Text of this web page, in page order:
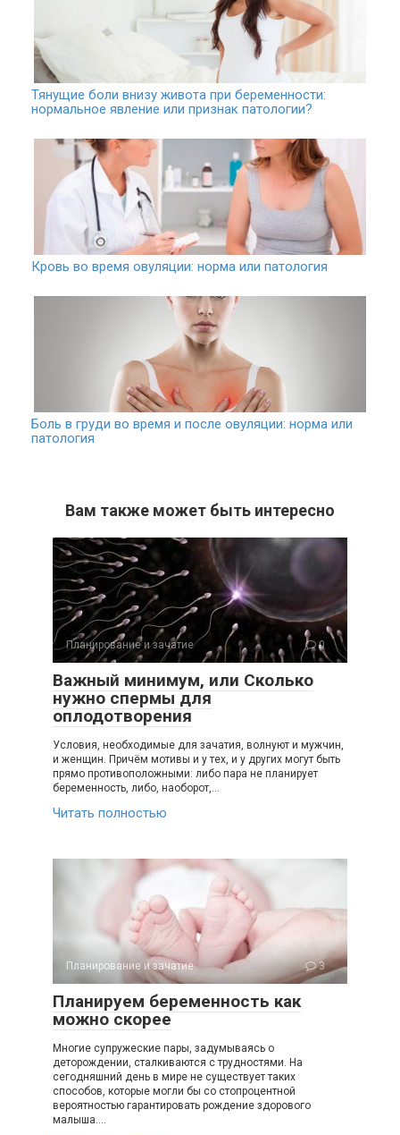
Тянущие боли внизу живота при беременности:
нормальное явление или признак патологии?
Кровь во время овуляции: норма или патология
Боль в груди во время и после овуляции: норма или
патология
Вам также может быть интересно
Планирование и зачатие 0
Важный минимум, или Сколько
нужно спермы для
оплодотворения
Условия, необходимые для зачатия, волнуют и мужчин,
и женщин. Причём мотивы и у тех, и у других могут быть
прямо противоположными: либо пара не планирует
беременность, либо, наоборот,…
Читать полностью
Планирование и зачатие 3
Планируем беременность как
можно скорее
Многие супружеские пары, задумываясь о
деторождении, сталкиваются с трудностями. На
сегодняшний день в мире не существует таких
способов, которые могли бы со стопроцентной
вероятностью гарантировать рождение здорового
малыша….